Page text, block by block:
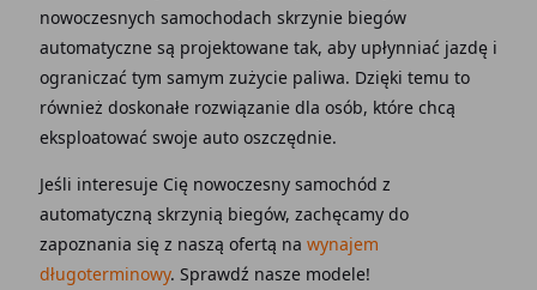
nowoczesnych samochodach skrzynie biegów
automatycznesą projektowane tak, aby upłynniać jazdę i
ograniczać tym samym zużycie paliwa. Dzięki temu to
również doskonałe rozwiązanie dla osób, które chcą
eksploatować swoje auto oszczędnie.
Jeśli interesuje Cię nowoczesny samochód z
automatyczną skrzynią biegów, zachęcamy do
zapoznania się z naszą ofertą na wynajem
długoterminowy. Sprawdź nasze modele!